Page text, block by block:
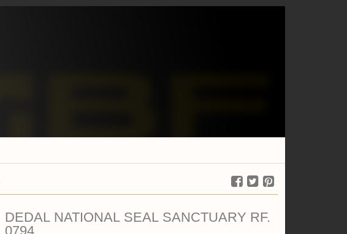
DEDAL NATIONAL SEAL SANCTUARY RF.
0794